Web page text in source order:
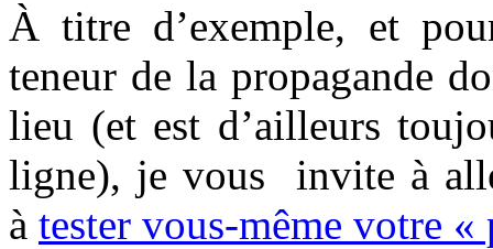
À titre d’exemple, et
teneur de la propagande
lieu (et est d’ailleurs
ligne), je vous invite à
à tester vous-même votre